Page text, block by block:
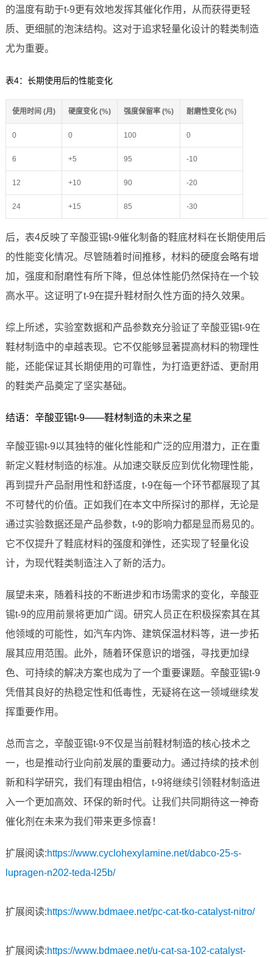
的温度有助于t-9更有效地发挥其催化作用，从而获得更轻
质、更细腻的泡沫结构。这对于追求轻量化设计的鞋类制造
尤为重要。
表4：长期使用后的性能变化
使用时间 (月) 硬度变化 (%) 强度保留率 (%) 耐磨性变化 (%)
0 0 100 0
6 +5 95 -10
12 +10 90 -20
24 +15 85 -30
后，表4反映了辛酸亚锡t-9催化制备的鞋底材料在长期使用后
的性能变化情况。尽管随着时间推移，材料的硬度会略有增
加，强度和耐磨性有所下降，但总体性能仍然保持在一个较
高水平。这证明了t-9在提升鞋材耐久性方面的持久效果。
综上所述，实验室数据和产品参数充分验证了辛酸亚锡t-9在
鞋材制造中的卓越表现。它不仅能够显著提高材料的物理性
能，还能保证其长期使用的可靠性，为打造更舒适、更耐用
的鞋类产品奠定了坚实基础。
结语：辛酸亚锡t-9——鞋材制造的未来之星
辛酸亚锡t-9以其独特的催化性能和广泛的应用潜力，正在重
新定义鞋材制造的标准。从加速交联反应到优化物理性能，
再到提升产品耐用性和舒适度，t-9在每一个环节都展现了其
不可替代的价值。正如我们在本文中所探讨的那样，无论是
通过实验数据还是产品参数，t-9的影响力都是显而易见的。
它不仅提升了鞋底材料的强度和弹性，还实现了轻量化设
计，为现代鞋类制造注入了新的活力。
展望未来，随着科技的不断进步和市场需求的变化，辛酸亚
锡t-9的应用前景将更加广阔。研究人员正在积极探索其在其
他领域的可能性，如汽车内饰、建筑保温材料等，进一步拓
展其应用范围。此外，随着环保意识的增强，寻找更加绿
色、可持续的解决方案也成为了一个重要课题。辛酸亚锡t-9
凭借其良好的热稳定性和低毒性，无疑将在这一领域继续发
挥重要作用。
总而言之，辛酸亚锡t-9不仅是当前鞋材制造的核心技术之
一，也是推动行业向前发展的重要动力。通过持续的技术创
新和科学研究，我们有理由相信，t-9将继续引领鞋材制造进
入一个更加高效、环保的新时代。让我们共同期待这一神奇
催化剂在未来为我们带来更多惊喜！
扩展阅读:https://www.cyclohexylamine.net/dabco-25-s-
lupragen-n202-teda-l25b/
扩展阅读:https://www.bdmaee.net/pc-cat-tko-catalyst-nitro/
扩展阅读:https://www.bdmaee.net/u-cat-sa-102-catalyst-